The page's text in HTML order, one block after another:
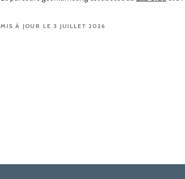
MIS À JOUR LE 3 JUILLET 2026